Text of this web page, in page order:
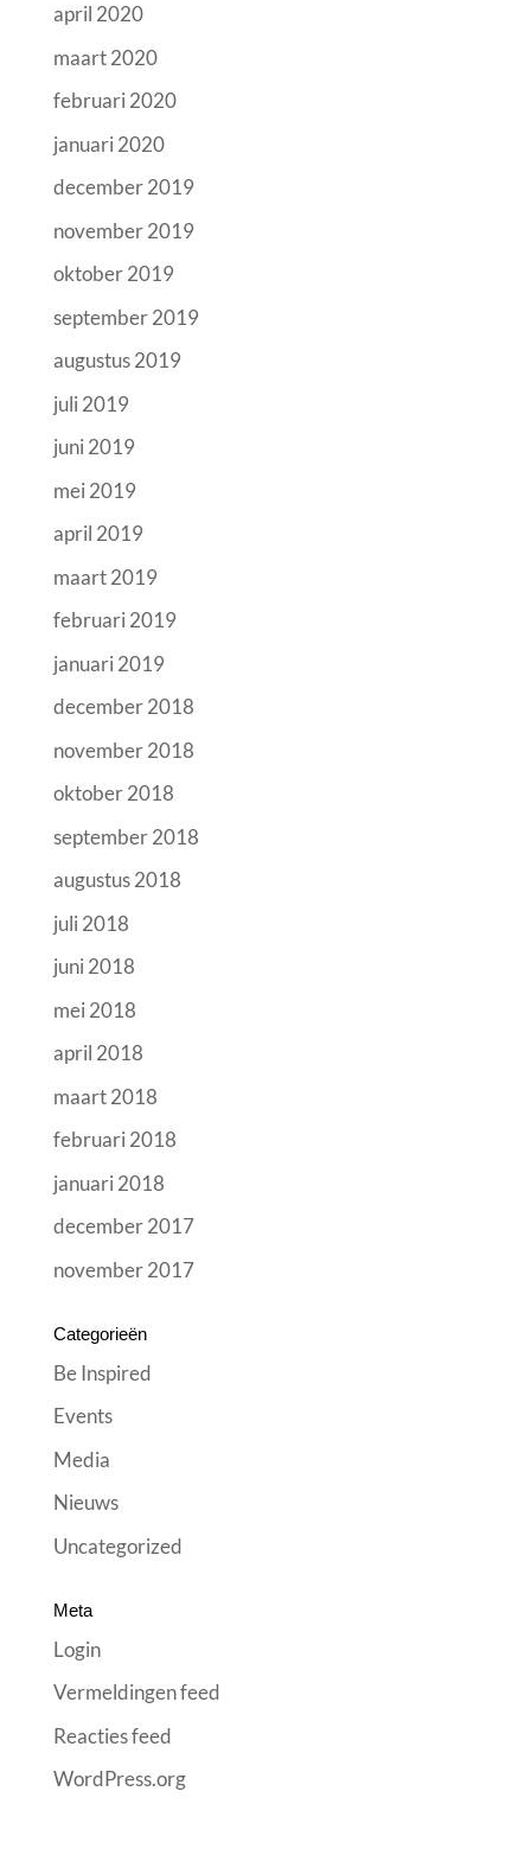
april 2020
maart 2020
februari 2020
januari 2020
december 2019
november 2019
oktober 2019
september 2019
augustus 2019
juli 2019
juni 2019
mei 2019
april 2019
maart 2019
februari 2019
januari 2019
december 2018
november 2018
oktober 2018
september 2018
augustus 2018
juli 2018
juni 2018
mei 2018
april 2018
maart 2018
februari 2018
januari 2018
december 2017
november 2017
Categorieën
Be Inspired
Events
Media
Nieuws
Uncategorized
Meta
Login
Vermeldingen feed
Reacties feed
WordPress.org